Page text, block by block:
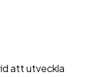
att utveckla